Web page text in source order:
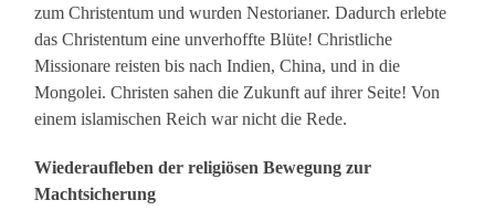
zum Christentum und wurden Nestorianer. Dadurch erlebte
das Christentum eine unverhoffte Blüte! Christliche
Missionare reisten bis nach Indien, China, und in die
Mongolei. Christen sahen die Zukunft auf ihrer Seite! Von
einem islamischen Reich war nicht die Rede.
Wiederaufleben der religiösen Bewegung zur
Machtsicherung